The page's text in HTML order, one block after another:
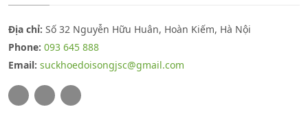
Địa chỉ: Số 32 Nguyễn Hữu Huân, Hoàn Kiếm, Hà Nội
Phone: 093 645 888
Email: suckhoedoisongjsc@gmail.com